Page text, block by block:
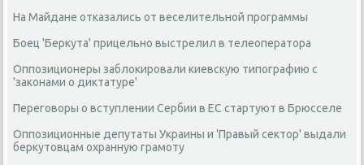
На Майдане отказались от веселительной программы
Боец 'Беркута' прицельно выстрелил в телеоператора
Оппозиционеры заблокировали киевскую типографию с
'законами о диктатуре'
Переговоры о вступлении Сербии в ЕС стартуют в Брюсселе
Оппозиционные депутаты Украины и 'Правый сектор' выдали
беркутовцам охранную грамоту